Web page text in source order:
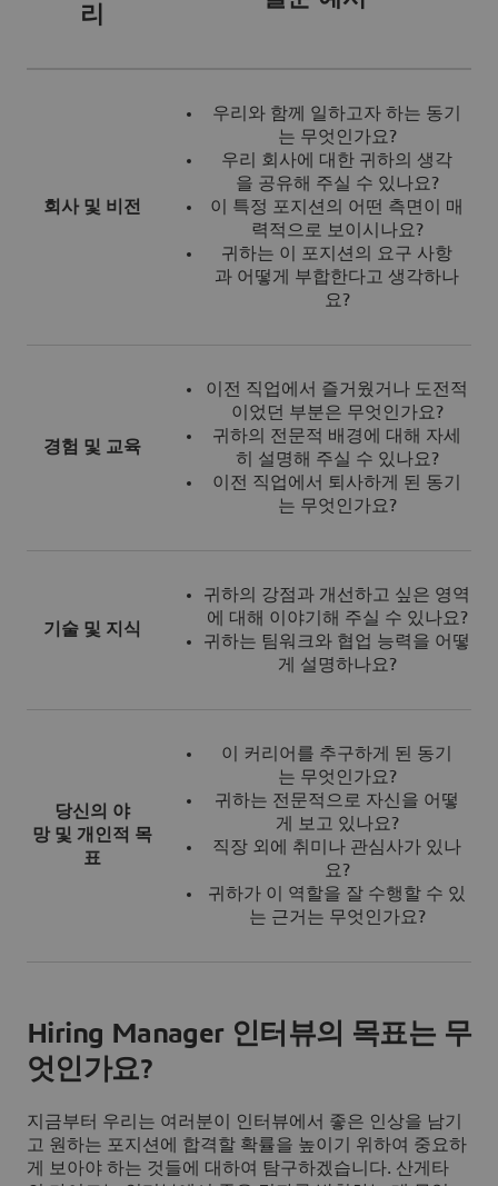
리
회사 및 비전
우리와 함께 일하고자 하는 동기
는 무엇인가요?
우리 회사에 대한 귀하의 생각
을 공유해 주실 수 있나요?
이 특정 포지션의 어떤 측면이 매
력적으로 보이시나요?
귀하는 이 포지션의 요구 사항
과 어떻게 부합한다고 생각하나
요?
경험 및 교육
이전 직업에서 즐거웠거나 도전적
이었던 부분은 무엇인가요?
귀하의 전문적 배경에 대해 자세
히 설명해 주실 수 있나요?
이전 직업에서 퇴사하게 된 동기
는 무엇인가요?
기술 및 지식
귀하의 강점과 개선하고 싶은 영역
에 대해 이야기해 주실 수 있나요?
귀하는 팀워크와 협업 능력을 어떻
게 설명하나요?
당신의 야
망 및 개인적 목
표
이 커리어를 추구하게 된 동기
는 무엇인가요?
귀하는 전문적으로 자신을 어떻
게 보고 있나요?
직장 외에 취미나 관심사가 있나
요?
귀하가 이 역할을 잘 수행할 수 있
는 근거는 무엇인가요?
Hiring Manager 인터뷰의 목표는 무
엇인가요?
지금부터 우리는 여러분이 인터뷰에서 좋은 인상을 남기
고 원하는 포지션에 합격할 확률을 높이기 위하여 중요하
게 보아야 하는 것들에 대하여 탐구하겠습니다. 산게타